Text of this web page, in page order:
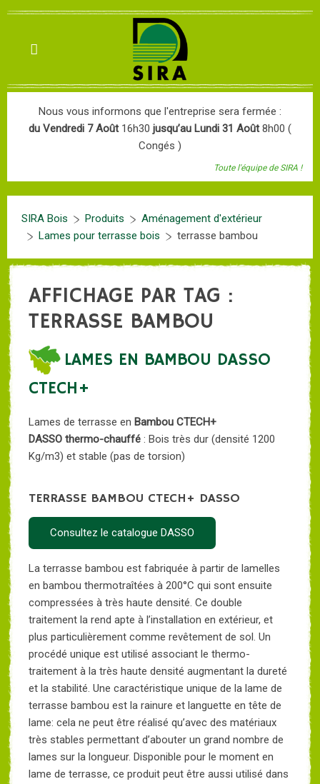
Nous vous informons que l'entreprise sera fermée :
du Vendredi 7 Août 16h30 jusqu’au Lundi 31 Août8h00 (
Congés )
Toute l'équipe de SIRA !
SIRA Bois Produits
Aménagement d'extérieur
Lames pour terrasse bois
terrasse bambou
AFFICHAGE PAR TAG :
TERRASSE BAMBOU
LAMES EN BAMBOU DASSO
CTECH+
Lames de terrasse en Bambou CTECH+
DASSO thermo-chauffé : Bois très dur (densité 1200
Kg/m3) et stable (pas de torsion)
TERRASSE BAMBOU CTECH+ DASSO
Consultez le catalogue DASSO
La terrasse bambou est fabriquée à partir de lamelles
en bambou thermotraîtées à 200°C qui sont ensuite
compressées à très haute densité. Ce double
traitement la rend apte à l’installation en extérieur, et
plus particulièrement comme revêtement de sol. Un
procédé unique est utilisé associant le thermo-
traitement à la très haute densité augmentant la dureté
et la stabilité. Une caractéristique unique de la lame de
terrasse bambou est la rainure et languette en tête de
lame: cela ne peut être réalisé qu’avec des matériaux
très stables permettant d’abouter un grand nombre de
lames sur la longueur. Disponible pour le moment en
lame de terrasse, ce produit peut être aussi utilisé dans